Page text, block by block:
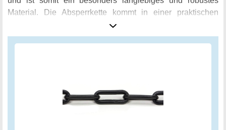
Material. Die Absperrkette kommt in einer praktischen
Verpackungseinheit von 10m, um jedem Zweck gerecht zu
werden. Diese Marwotec Absperrkette eignet sich für